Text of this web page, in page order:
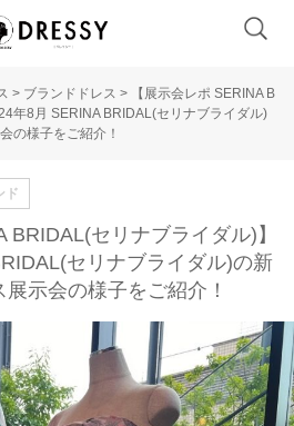
> ブランドドレス >
【展示会レポ SERINA B
年8月 SERINA BRIDAL(セリナブライダル)
の様子をご紹介！
ド
BRIDAL(セリナブライダル)】
セリナブライダル)の新
示会の様子をご紹介！